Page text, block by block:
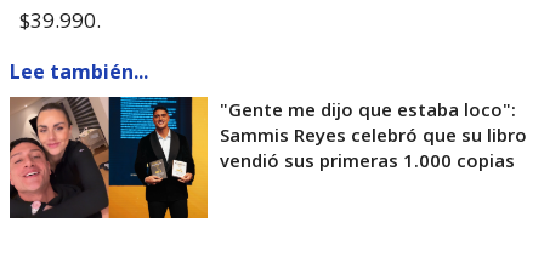
$39.990.
Lee también...
"Gente me dijo que estaba loco":
Sammis Reyes celebró que su libro
vendió sus primeras 1.000 copias